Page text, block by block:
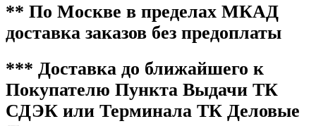
** По Москве в пределах МКАД
доставка заказов без предоплаты
*** Доставка до ближайшего к
Покупателю Пункта Выдачи ТК
СДЭК или Терминала ТК Деловые